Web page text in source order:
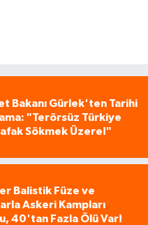
Bakanı Gürlek'ten Tarihi
"Terörsüz Türkiye
Sökmek Üzere!"
Balistik Füze ve
Askeri Kampları
40'tan Fazla Ölü Var!